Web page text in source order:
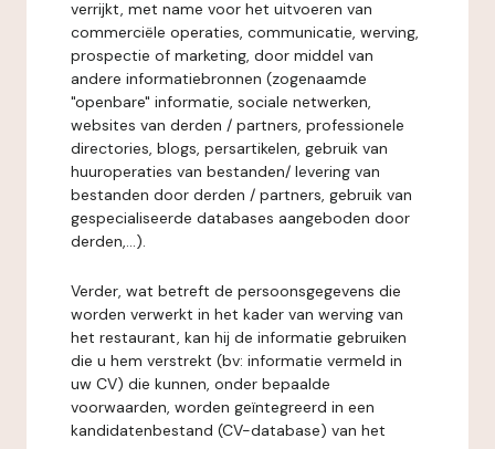
verrijkt, met name voor het uitvoeren van
commerciële operaties, communicatie, werving,
prospectie of marketing, door middel van
andere informatiebronnen (zogenaamde
"openbare" informatie, sociale netwerken,
websites van derden / partners, professionele
directories, blogs, persartikelen, gebruik van
huuroperaties van bestanden/ levering van
bestanden door derden / partners, gebruik van
gespecialiseerde databases aangeboden door
derden,...).
Verder, wat betreft de persoonsgegevens die
worden verwerkt in het kader van werving van
het restaurant, kan hij de informatie gebruiken
die u hem verstrekt (bv: informatie vermeld in
uw CV) die kunnen, onder bepaalde
voorwaarden, worden geïntegreerd in een
kandidatenbestand (CV-database) van het